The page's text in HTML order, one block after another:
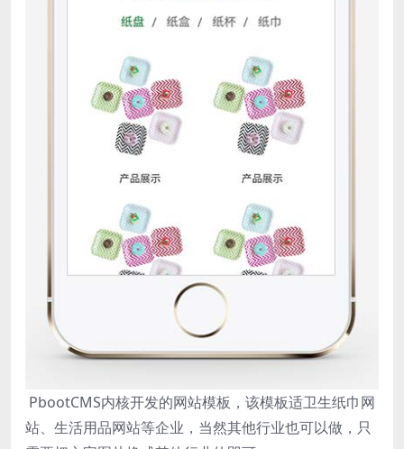
PbootCMS内核开发的网站模板，该模板适卫生纸巾网
站、生活用品网站等企业，当然其他行业也可以做，只